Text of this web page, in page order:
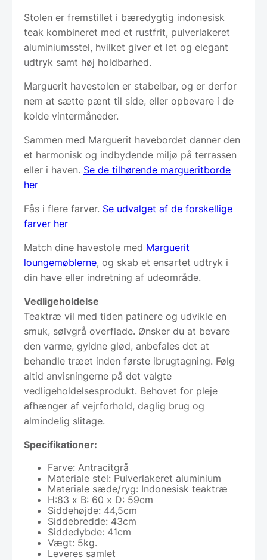
Stolen er fremstillet i bæredygtig indonesisk
teak kombineret med et rustfrit, pulverlakeret
aluminiumsstel, hvilket giver et let og elegant
udtryk samt høj holdbarhed.
Marguerit havestolen er stabelbar, og er derfor
nem at sætte pænt til side, eller opbevare i de
kolde vintermåneder.
Sammen med Marguerit havebordet danner den
et harmonisk og indbydende miljø på terrassen
eller i haven. Se de tilhørende margueritborde
her
Fås i flere farver. Se udvalget af de forskellige
farver her
Match dine havestole med Marguerit
loungemøblerne, og skab et ensartet udtryk i
din have eller indretning af udeområde.
Vedligeholdelse
Teaktræ vil med tiden patinere og udvikle en
smuk, sølvgrå overflade. Ønsker du at bevare
den varme, gyldne glød, anbefales det at
behandle træet inden første ibrugtagning. Følg
altid anvisningerne på det valgte
vedligeholdelsesprodukt. Behovet for pleje
afhænger af vejrforhold, daglig brug og
almindelig slitage.
Specifikationer:
Farve: Antracitgrå
Materiale stel: Pulverlakeret aluminium
Materiale sæde/ryg: Indonesisk teaktræ
H:83 x B: 60 x D: 59cm
Siddehøjde: 44,5cm
Siddebredde: 43cm
Siddedybde: 41cm
Vægt: 5kg.
Leveres samlet